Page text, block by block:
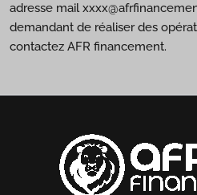
adresse mail
demandant de réaliser des
contactez AFR financement.